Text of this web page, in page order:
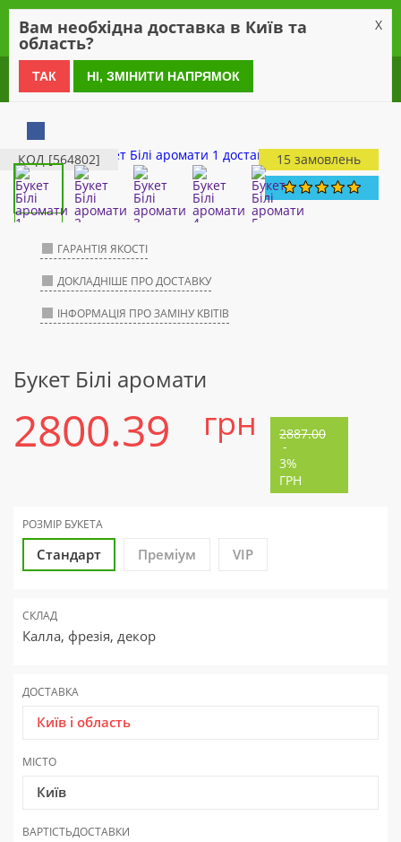
0 800 21 54 55
КОД [564802] 15 замовлень
ГАРАНТІЯ ЯКОСТІ
ДОКЛАДНІШЕ ПРО ДОСТАВКУ
ІНФОРМАЦІЯ ПРО ЗАМІНУ КВІТІВ
Букет Білі аромати
2800.39 грн 2887.00
-
3%
ГРН
РОЗМІР БУКЕТА
Стандарт Преміум VIP
СКЛАД
Калла, фрезія, декор
ДОСТАВКА
Київ і область
МІСТО
Київ
ВАРТІСТЬДОСТАВКИ
Вам необхідна доставка в Київ та
область?
X
ТАК НІ, ЗМІНИТИ НАПРЯМОК